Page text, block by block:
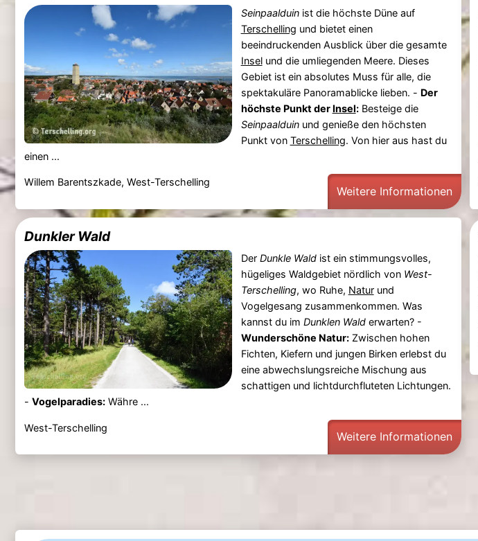
Seinpaalduinist die höchste Düne auf
Terschelling und bietet einen
beeindruckenden Ausblick über die gesamte
Inselund die umliegenden Meere. Dieses
Gebiet ist ein absolutes Muss für alle, die
spektakuläre Panoramablicke lieben. - Der
höchste Punkt der Insel:Besteige die
Seinpaalduinund genieße den höchsten
Punkt von Terschelling. Von hier aus hast du
einen ...
Willem Barentszkade, West-Terschelling
Weitere Informationen
Dunkler Wald
Der Dunkle Waldist ein stimmungsvolles,
hügeliges Waldgebiet nördlich von West-
Terschelling, wo Ruhe, Naturund
Vogelgesang zusammenkommen. Was
kannst du im Dunklen Walderwarten? -
Wunderschöne Natur:Zwischen hohen
Fichten, Kiefern und jungen Birken erlebst du
eine abwechslungsreiche Mischung aus
schattigen und lichtdurchfluteten Lichtungen.
- Vogelparadies:Währe ...
West-Terschelling
Weitere Informationen